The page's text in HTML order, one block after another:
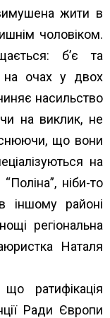
жити в
чоловіком.
б’є та
на очах у двох
насильство
на виклик, не
що вони
на
ніби-то
іншому районі
регіональна
Наталя
ратифікація
Ради Європи